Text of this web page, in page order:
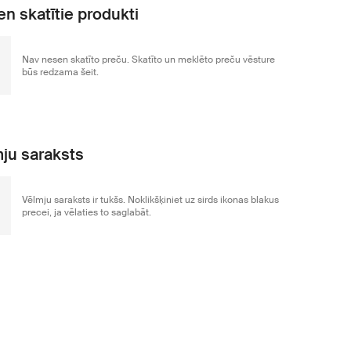
skatītie produkti
Nav nesen skatīto preču. Skatīto un meklēto preču vēsture
būs redzama šeit.
saraksts
Vēlmju saraksts ir tukšs. Noklikšķiniet uz sirds ikonas blakus
precei, ja vēlaties to saglabāt.